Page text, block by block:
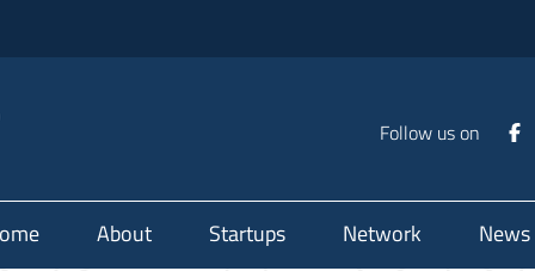
Follow us on
About Startups Network News